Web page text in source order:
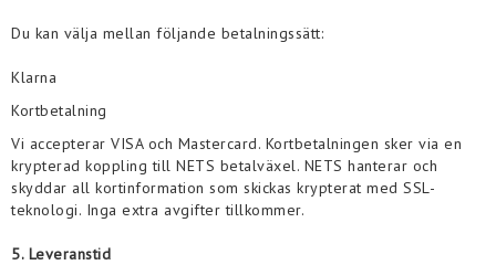
Du kan välja mellan följande betalningssätt:
Klarna
Kortbetalning
Vi accepterar VISA och Mastercard. Kortbetalningen sker via en
krypterad koppling till NETS betalväxel. NETS hanterar och
skyddar all kortinformation som skickas krypterat med SSL-
teknologi. Inga extra avgifter tillkommer.
5. Leveranstid